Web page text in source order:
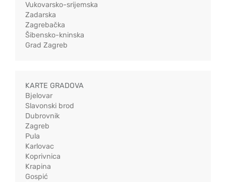
Vukovarsko-srijemska
Zadarska
Zagrebačka
Šibensko-kninska
Grad Zagreb
KARTE GRADOVA
Bjelovar
Slavonski brod
Dubrovnik
Zagreb
Pula
Karlovac
Koprivnica
Krapina
Gospić